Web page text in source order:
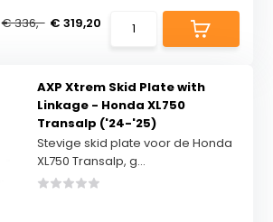
€ 336,- € 319,20
AXP Xtrem Skid Plate with
Linkage - Honda XL750
Transalp ('24-'25)
Stevige skid plate voor de Honda
XL750 Transalp, g...